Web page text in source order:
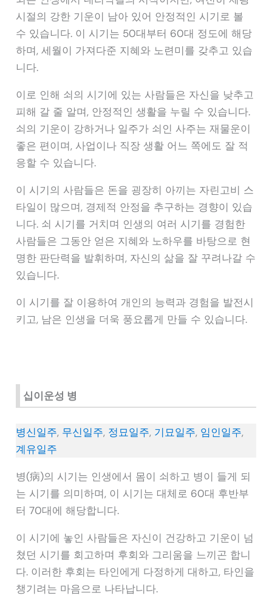
시절의 강한 기운이 남아 있어 안정적인 시기로 볼
수 있습니다. 이 시기는 50대부터 60대 정도에 해당
하며, 세월이 가져다준 지혜와 노련미를 갖추고 있습
니다.
이로 인해 쇠의 시기에 있는 사람들은 자신을 낮추고
피해 갈 줄 알며, 안정적인 생활을 누릴 수 있습니다.
쇠의 기운이 강하거나 일주가 쇠인 사주는 재물운이
좋은 편이며, 사업이나 직장 생활 어느 쪽에도 잘 적
응할 수 있습니다.
이 시기의 사람들은 돈을 굉장히 아끼는 자린고비 스
타일이 많으며, 경제적 안정을 추구하는 경향이 있습
니다. 쇠 시기를 거치며 인생의 여러 시기를 경험한
사람들은 그동안 얻은 지혜와 노하우를 바탕으로 현
명한 판단력을 발휘하며, 자신의 삶을 잘 꾸려나갈 수
있습니다.
이 시기를 잘 이용하여 개인의 능력과 경험을 발전시
키고, 남은 인생을 더욱 풍요롭게 만들 수 있습니다.
십이운성 병
병신일주, 무신일주, 정묘일주, 기묘일주, 임인일주,
계유일주
병(病)의 시기는 인생에서 몸이 쇠하고 병이 들게 되
는 시기를 의미하며, 이 시기는 대체로 60대 후반부
터 70대에 해당합니다.
이 시기에 놓인 사람들은 자신이 건강하고 기운이 넘
쳤던 시기를 회고하며 후회와 그리움을 느끼곤 합니
다. 이러한 후회는 타인에게 다정하게 대하고, 타인을
챙기려는 마음으로 나타납니다.